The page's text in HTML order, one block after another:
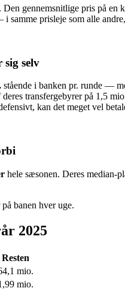
gennemsnitlige pris på en
samme prisleje som alle
sig selv
stående i banken pr. runde —
transfergebyrer på 1,5
kan det meget vel
hele sæsonen. Deres median-
banen hver uge.
2025
Resten
mio.
mio.